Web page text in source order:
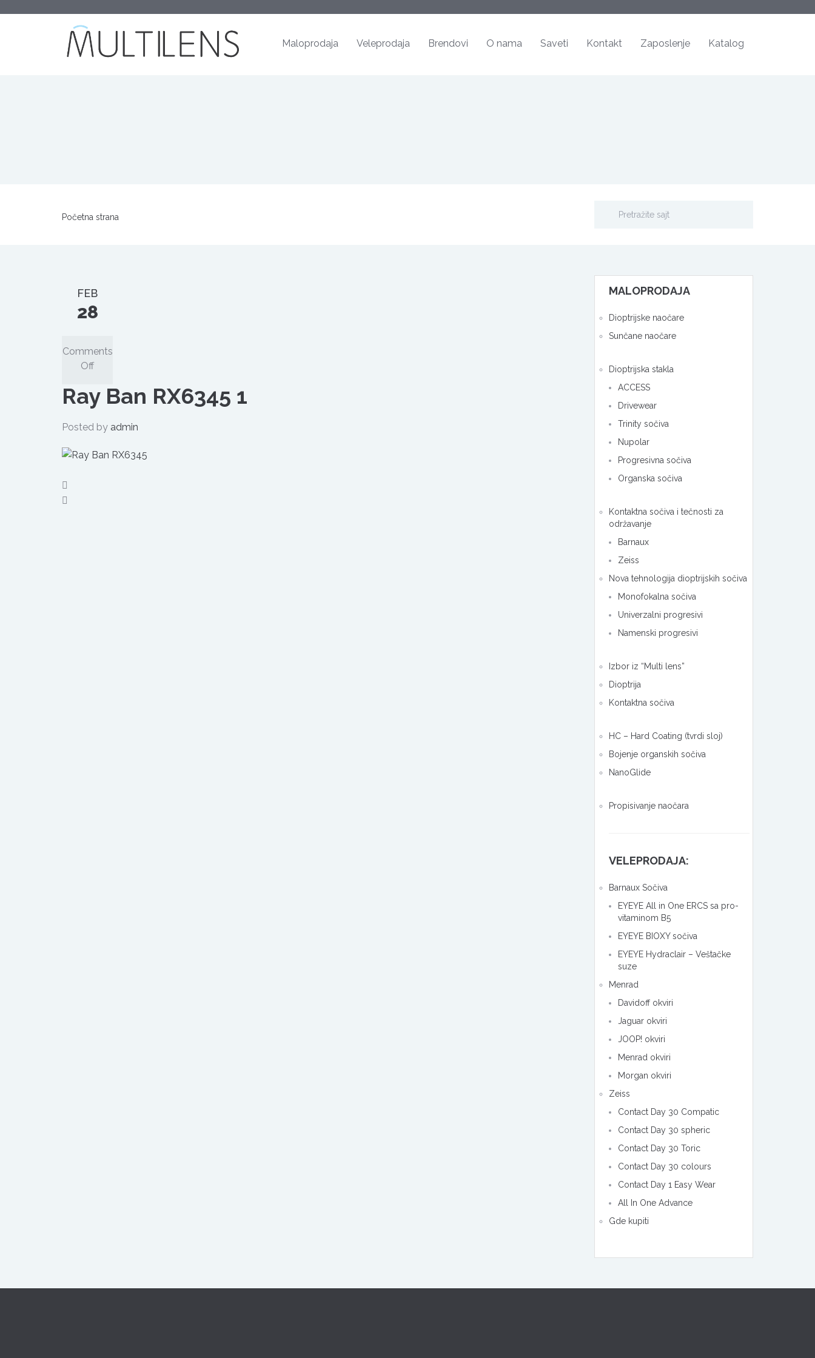
Maloprodaja Veleprodaja Brendovi O nama Saveti Kontakt Zaposlenje Katalog
Početna strana
FEB
28
Comments
Offon
Ban
RX6345
1
Ray Ban RX6345 1
Posted by admin
MALOPRODAJA
Dioptrijske naočare
Sunčane naočare
Dioptrijska stakla
ACCESS
Drivewear
Trinity sočiva
Nupolar
Progresivna sočiva
Organska sočiva
Kontaktna sočiva i tečnosti za
održavanje
Barnaux
Zeiss
Nova tehnologija dioptrijskih sočiva
Monofokalna sočiva
Univerzalni progresivi
Namenski progresivi
Izbor iz “Multi lens”
Dioptrija
Kontaktna sočiva
HC – Hard Coating (tvrdi sloj)
Bojenje organskih sočiva
NanoGlide
Propisivanje naočara
VELEPRODAJA:
Barnaux Sočiva
EYEYE All in One ERCS sa pro-
vitaminom B5
EYEYE BIOXY sočiva
EYEYE Hydraclair – Veštačke
suze
Menrad
Davidoff okviri
Jaguar okviri
JOOP! okviri
Menrad okviri
Morgan okviri
Zeiss
Contact Day 30 Compatic
Contact Day 30 spheric
Contact Day 30 Toric
Contact Day 30 colours
Contact Day 1 Easy Wear
All In One Advance
Gde kupiti